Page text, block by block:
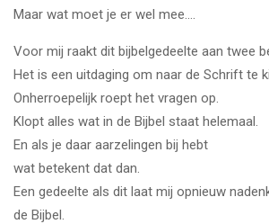
Maar wat moet je er wel mee….
Voor mij raakt dit bijbelgedeelte aan twee
Het is een uitdaging om naar de Schrift te
Onherroepelijk roept het vragen op.
Klopt alles wat in de Bijbel staat helemaal.
En als je daar aarzelingen bij hebt
wat betekent dat dan.
Een gedeelte als dit laat mij opnieuw
de Bijbel.